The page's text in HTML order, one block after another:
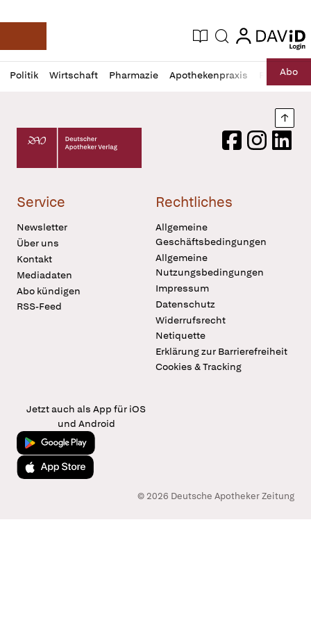
Deutsche Apotheker Zeitung
Aktuelle Ausgabe
Suche login
login
Politik Wirtschaft Pharmazie Apothekenpraxis RechtAbo
Profil
öffnen
Daz
Pur
Deutscher Apotheker Verlag Logo
FacebookInstagram
Service
Newsletter
Über uns
Kontakt
Mediadaten
Abo kündigen
RSS-Feed
Rechtliches
Allgemeine
Geschäftsbedingungen
Allgemeine
Nutzungsbedingungen
Impressum
Datenschutz
Widerrufsrecht
Netiquette
Erklärung zur Barrierefreiheit
Cookies & Tracking
Jetzt auch als App für iOS
und Android
Jetzt bei Google Play
Laden im App Store
© 2026 Deutsche Apotheker Zeitung